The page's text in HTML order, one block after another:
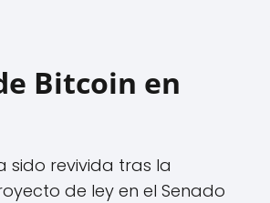
Bitcoin en
sido revivida tras la
de ley en el Senado